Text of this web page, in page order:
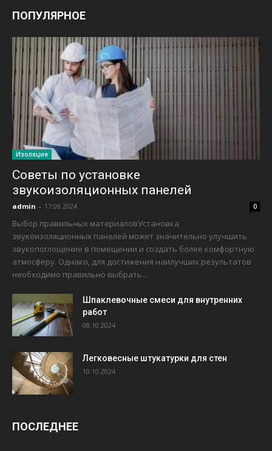
ПОПУЛЯРНОЕ
Изоляция
Советы по установке
звукоизоляционных панелей
admin - 17.09.2024 0
Выбор правильных материаловУстановка
звукоизоляционных панелей может значительно улучшить
звукопоглощение в помещении и создать более комфортную
атмосферу. Однако, для достижения наилучших результатов
необходимо правильно выбрать...
Шпаклевочные смеси для внутренних
работ
08.10.2024
Легковесные штукатурки для стен
10.10.2024
ПОСЛЕДНЕЕ